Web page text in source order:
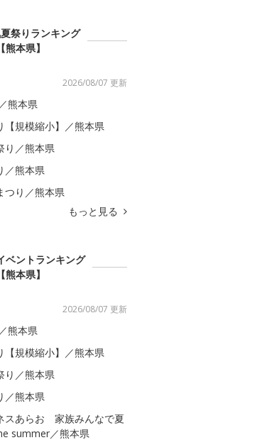
祭りランキング
【熊本県】
2026/08/07 更新
熊本県
【規模縮小】／熊本県
り／熊本県
／熊本県
つり／熊本県
もっと見る
ベントランキング
【熊本県】
2026/08/07 更新
熊本県
【規模縮小】／熊本県
り／熊本県
／熊本県
スあらお 家族みんなで夏
summer／熊本県